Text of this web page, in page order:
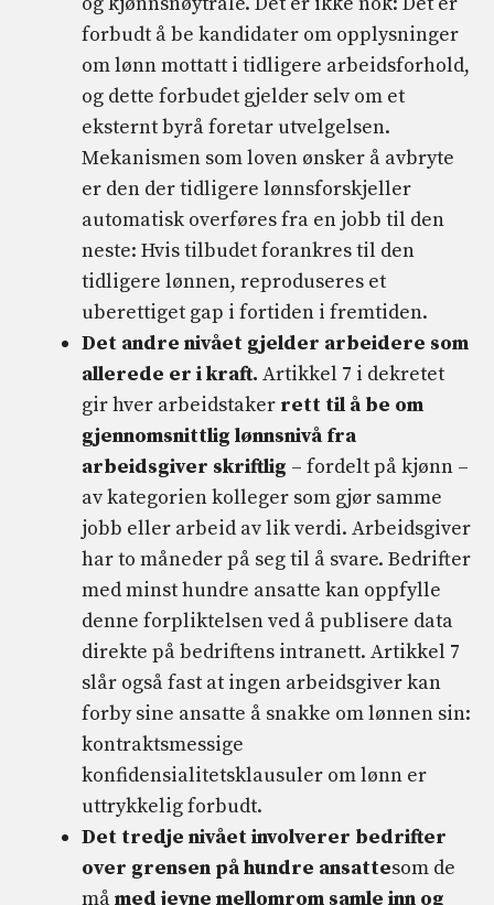
forbudt å be kandidater om opplysninger
om lønn mottatt i tidligere arbeidsforhold,
og dette forbudet gjelder selv om et
eksternt byrå foretar utvelgelsen.
Mekanismen som loven ønsker å avbryte
er den der tidligere lønnsforskjeller
automatisk overføres fra en jobb til den
neste: Hvis tilbudet forankres til den
tidligere lønnen, reproduseres et
uberettiget gap i fortiden i fremtiden.
Det andre nivået gjelder arbeidere som
allerede er i kraft. Artikkel 7 i dekretet
gir hver arbeidstaker rett til å be om
gjennomsnittlig lønnsnivå fra
arbeidsgiver skriftlig – fordelt på kjønn –
av kategorien kolleger som gjør samme
jobb eller arbeid av lik verdi. Arbeidsgiver
har to måneder på seg til å svare. Bedrifter
med minst hundre ansatte kan oppfylle
denne forpliktelsen ved å publisere data
direkte på bedriftens intranett. Artikkel 7
slår også fast at ingen arbeidsgiver kan
forby sine ansatte å snakke om lønnen sin:
kontraktsmessige
konfidensialitetsklausuler om lønn er
uttrykkelig forbudt.
Det tredje nivået involverer bedrifter
over grensen på hundre ansattesom de
måmed jevne mellomrom samle inn og